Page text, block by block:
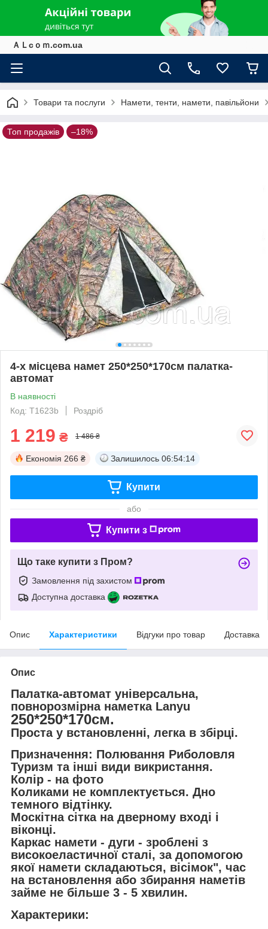
ＡＬcｏｍ.com.ua
Товари та послуги Намети, тенти, намети, павільйони
Топ продажів –18%
4-х місцева намет 250*250*170cм палатка-
автомат
В наявності
Код: T1623b
Роздріб
1 219 ₴ 1 486 ₴
Економія 266 ₴ Залишилось 06:54:13
Купити
або
Купити з
Що таке купити з Пром?
Замовлення під захистом
Доступна доставка
Опис Характеристики Відгуки про товар Доставка
Опис
Палатка-автомат універсальна,
повнорозмірна наметка Lanyu
250*250*170см.
Проста у встановленні, легка в збірці.
Призначення: Полювання Риболовля
Туризм та iншi види викристання.
Колір - на фото
Коликами не комплектується. Дно
темного відтінку.
Москітна сітка на дверному вході і
віконці.
Каркас намети - дуги - зроблені з
високоеластичної сталі, за допомогою
якої намети складаються, вісімок", час
на встановлення або збирання наметів
займе не більше 3 - 5 хвилин.
Характерики: